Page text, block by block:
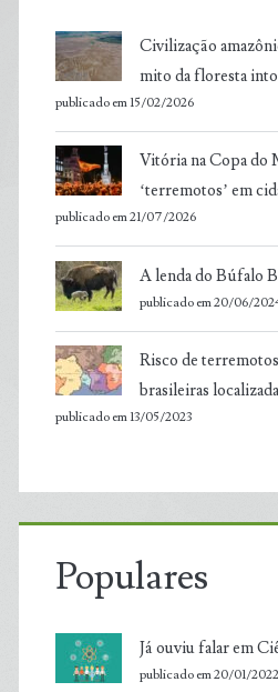
Civilização
mito da floresta
publicado em 15/02/2026
Vitória na Copa do
‘terremotos’ em
publicado em 21/07/2026
A lenda do Búfalo
publicado em 20/06/
Risco de
brasileiras
publicado em 13/05/2023
Populares
Já ouviu falar em
publicado em 20/01/2022